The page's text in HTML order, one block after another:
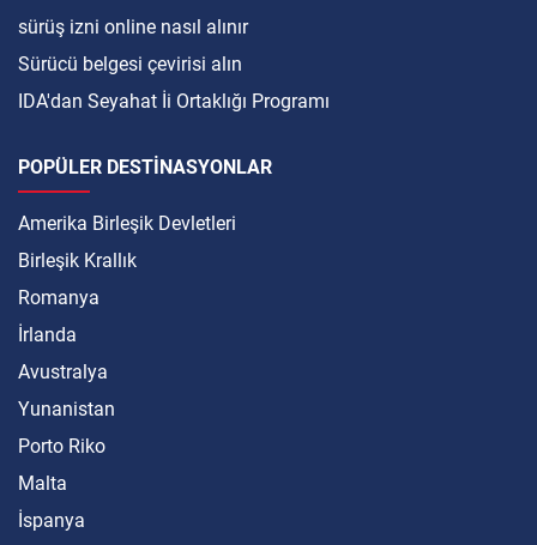
sürüş izni online nasıl alınır
Sürücü belgesi çevirisi alın
IDA'dan Seyahat İi Ortaklığı Programı
POPÜLER DESTINASYONLAR
Amerika Birleşik Devletleri
Birleşik Krallık
Romanya
İrlanda
Avustralya
Yunanistan
Porto Riko
Malta
İspanya